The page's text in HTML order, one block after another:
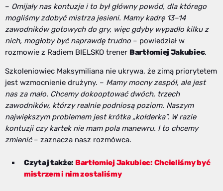
– Omijały nas kontuzje i to był główny powód, dla którego
mogliśmy zdobyć mistrza jesieni. Mamy kadrę 13–14
zawodników gotowych do gry, więc gdyby wypadło kilku z
nich, mogłoby być naprawdę trudno – powiedział w
rozmowie z Radiem BIELSKO trener Bartłomiej Jakubiec.
Szkoleniowiec Maksymiliana nie ukrywa, że zimą priorytetem
jest wzmocnienie drużyny. – Mamy mocny zespół, ale jest
nas za mało. Chcemy dokooptować dwóch, trzech
zawodników, którzy realnie podniosą poziom. Naszym
największym problemem jest krótka „kołderka”. W razie
kontuzji czy kartek nie mam pola manewru. I to chcemy
zmienić– zaznacza nasz rozmówca.
Czytaj także: Bartłomiej Jakubiec: Chcieliśmy być
mistrzem i nim zostaliśmy